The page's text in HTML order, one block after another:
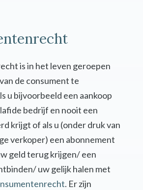
is in het leven geroepen
de consument te
u bijvoorbeeld een aankoop
bedrijf en nooit een
krijgt of als u (onder druk van
verkoper) een abonnement
geld terug krijgen/ een
uw gelijk halen met
. Er zijn